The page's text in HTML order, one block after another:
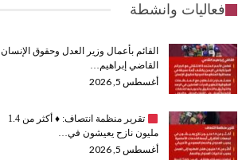
فعاليات وانشطة
القائم بأعمال وزير العدل وحقوق الإنسان
القاضي إبراهيم…
أغسطس 5, 2026
تقرير منظمة انتصاف: ♦️
أكثر من 1.4
مليون نازح يعيشون في…
أغسطس 5, 2026